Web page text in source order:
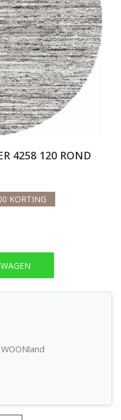
4258 120 ROND
KORTING